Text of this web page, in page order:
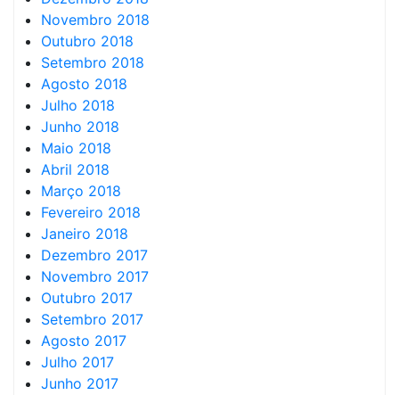
Novembro 2018
Outubro 2018
Setembro 2018
Agosto 2018
Julho 2018
Junho 2018
Maio 2018
Abril 2018
Março 2018
Fevereiro 2018
Janeiro 2018
Dezembro 2017
Novembro 2017
Outubro 2017
Setembro 2017
Agosto 2017
Julho 2017
Junho 2017